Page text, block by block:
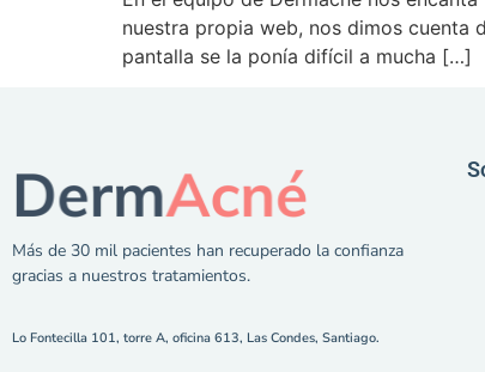
nuestra propia web, nos dimos cuenta
pantalla se la ponía difícil a mucha […]
Más de 30 mil pacientes han recuperado la confianza
gracias a nuestros tratamientos.
Lo Fontecilla 101, torre A, oficina 613, Las Condes, Santiago.